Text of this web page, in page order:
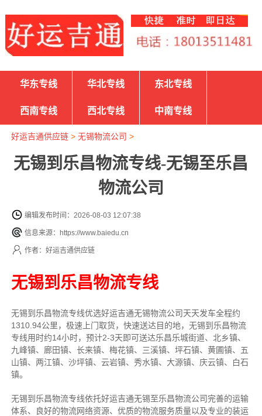
华东专线 华北专线 东北专线
西南专线 西北专线 中南专线
好运吉通供应链> 无锡物流公司 >
无锡到乐昌物流专线-无锡至乐昌
物流公司
编辑发布时间：2026-08-03 12:07:38
信息来源：https://www.baiedu.cn
作者：好运吉通供应链
无锡到乐昌物流专线
无锡到乐昌物流专线优选好运吉通无锡物流公司天天发车全程约
1310.94公里， 极速上门取货，快速送达目的地，无锡到乐昌物流
专线用时约14小时，预计2-3天即可送达乐昌乐城街道、北乡镇、
九峰镇、廊田镇、长来镇、梅花镇、三溪镇、坪石镇、黄圃镇、五
山镇、两江镇、沙坪镇、云岩镇、秀水镇、大源镇、庆云镇、白石
镇。
无锡到乐昌物流专线依托好运吉通无锡至乐昌物流公司完善的运输
体系、良好的物流网络资源、优质的物流服务质量以及专业的装运